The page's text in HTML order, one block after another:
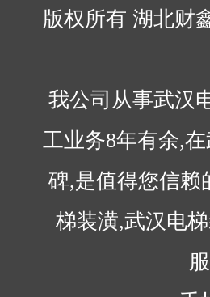
版权所有 湖北财
我公司从事武汉
工业务8年有余,
碑,是值得您信赖
梯装潢,武汉电